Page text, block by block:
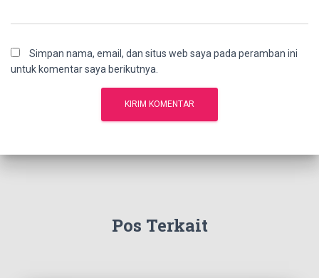
Simpan nama, email, dan situs web saya pada peramban ini
untuk komentar saya berikutnya.
Pos Terkait